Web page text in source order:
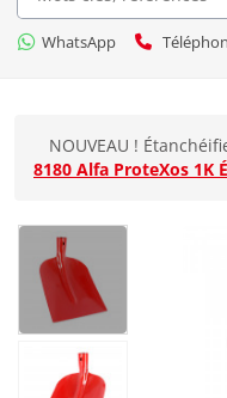
WhatsApp
NOUVEAU !
8180 Alfa ProteXos 1K